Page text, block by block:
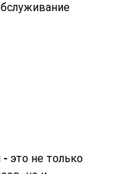
- это не только